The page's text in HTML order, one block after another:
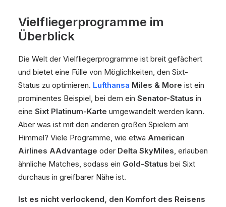
Vielfliegerprogramme im
Überblick
Die Welt der Vielfliegerprogramme ist breit gefächert
und bietet eine Fülle von Möglichkeiten, den Sixt-
Status zu optimieren. Lufthansa Miles & More ist ein
prominentes Beispiel, bei dem ein Senator-Status in
eine Sixt Platinum-Karte umgewandelt werden kann.
Aber was ist mit den anderen großen Spielern am
Himmel? Viele Programme, wie etwa American
Airlines AAdvantage oder Delta SkyMiles, erlauben
ähnliche Matches, sodass ein Gold-Status bei Sixt
durchaus in greifbarer Nähe ist.
Ist es nicht verlockend, den Komfort des Reisens